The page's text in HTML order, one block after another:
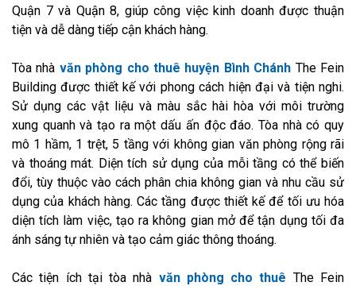
Quận 7 và Quận 8, giúp công việc kinh doanh được thuận
tiện và dễ dàng tiếp cận khách hàng.
Tòa nhà văn phòng cho thuê huyện Bình Chánh The Fein
Building được thiết kế với phong cách hiện đại và tiện nghi.
Sử dụng các vật liệu và màu sắc hài hòa với môi trường
xung quanh và tạo ra một dấu ấn độc đáo. Tòa nhà có quy
mô 1 hầm, 1 trệt, 5 tầng với không gian văn phòng rộng rãi
và thoáng mát. Diện tích sử dụng của mỗi tầng có thể biến
đổi, tùy thuộc vào cách phân chia không gian và nhu cầu sử
dụng của khách hàng. Các tầng được thiết kế để tối ưu hóa
diện tích làm việc, tạo ra không gian mở để tận dụng tối đa
ánh sáng tự nhiên và tạo cảm giác thông thoáng.
Các tiện ích tại tòa nhà văn phòng cho thuê The Fein